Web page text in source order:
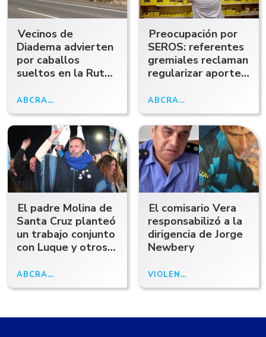
Vecinos de
Diadema advierten
por caballos
sueltos en la Ruta
todavía no hay
solución"
ABCRADIO
Preocupación por
SEROS: referentes
gremiales reclaman
regularizar aportes
impacto en la salud
ABCRADIO
El padre Molina de
Santa Cruz planteó
un trabajo conjunto
con Luque y otros
espacio: "Tenemos
que hacer un gran
ABCRADIO
El comisario Vera
responsabilizó a la
dirigencia de Jorge
Newbery
VIOLENCIA EN EL FÚTBOL